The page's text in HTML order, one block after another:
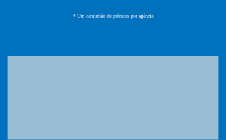
* Um caminhão de prêmios por agência